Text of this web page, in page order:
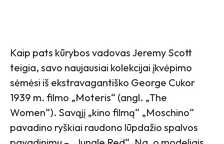
Kaip pats kūrybos vadovas Jeremy Scott
teigia, savo naujausiai kolekcijai įkvėpimo
sėmėsi iš ekstravagantiško George Cukor
1939 m. filmo „Moteris“ (angl. „The
Women“). Savąjį „kino filmą“ „Moschino“
pavadino ryškiai raudono lūpdažio spalvos